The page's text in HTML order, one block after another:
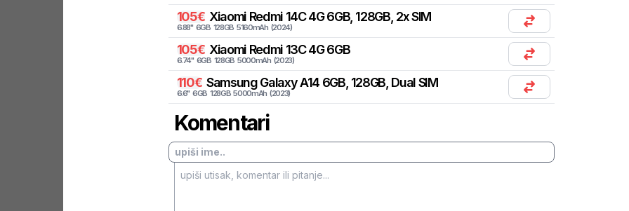
105€ Xiaomi Redmi 14C 4G 6GB, 128GB, 2x SIM
6.88" 6GB 128GB 5160mAh (2024)
105€ Xiaomi Redmi 13C 4G 6GB
6.74" 6GB 128GB 5000mAh (2023)
110€ Samsung Galaxy A14 6GB, 128GB, Dual SIM
6.6" 6GB 128GB 5000mAh (2023)
Komentari